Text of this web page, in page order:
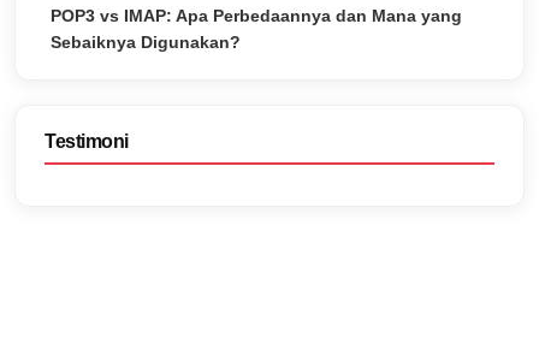
POP3 vs IMAP: Apa Perbedaannya dan Mana yang
Sebaiknya Digunakan?
Testimoni